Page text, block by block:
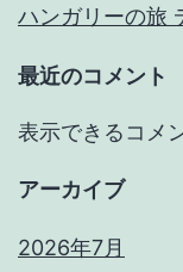
ハンガリーの旅
最近のコメント
表示できるコメ
アーカイブ
2026年7月